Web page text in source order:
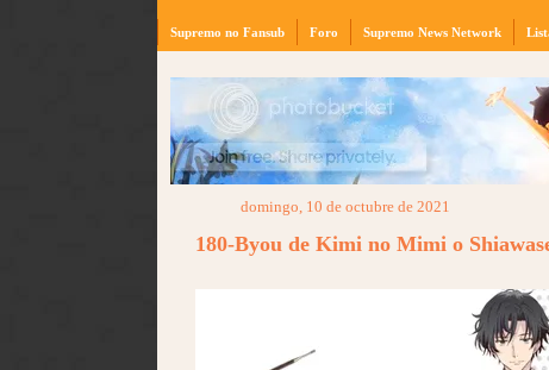
Supremo no Fansub Foro Supremo News Network
domingo, 10 de octubre de 2021
180-Byou de Kimi no Mimi o